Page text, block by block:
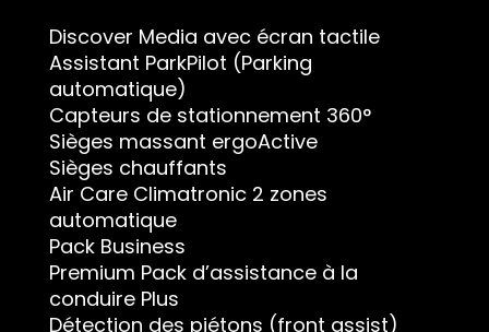
Discover Media avec écran tactile
Assistant ParkPilot (Parking
automatique)
Capteurs de stationnement 360°
Sièges massant ergoActive
Sièges chauffants
Air Care Climatronic 2 zones
automatique
Pack Business
Premium Pack d’assistance à la
conduire Plus
Détection des piétons (front assist)